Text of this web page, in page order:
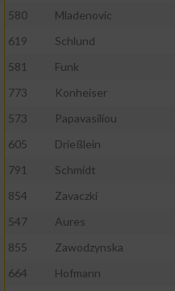
580
Mladenovic
619
Schlund
581
Funk
773
Konheiser
573
Papavasiliou
605
Drießlein
791
Schmidt
854
Zavaczki
547
Aures
855
Zawodzynska
664
Hofmann
Informationen identifizieren
Nicht-IAB-Verarbeitungszwecke: